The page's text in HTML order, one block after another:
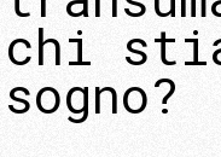
chi
sogno?